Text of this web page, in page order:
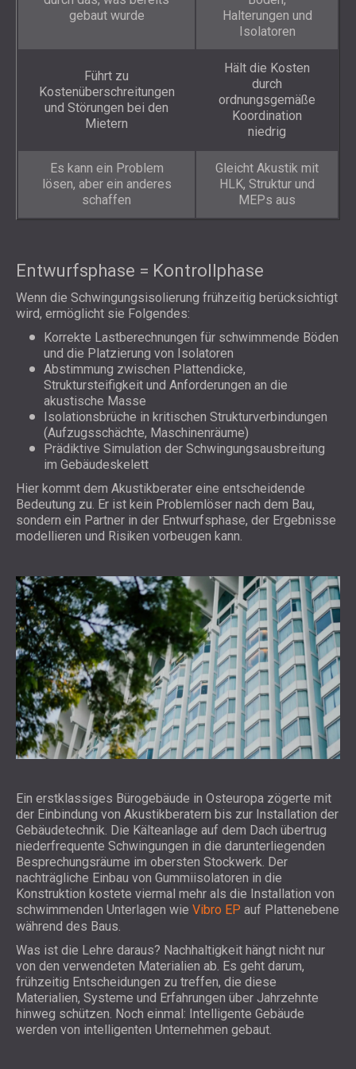
gebaut wurde
Halterungen und
Isolatoren
Führt zu
Kostenüberschreitungen
und Störungen bei den
Mietern
Hält die Kosten
durch
ordnungsgemäße
Koordination
niedrig
Es kann ein Problem
lösen, aber ein anderes
schaffen
Gleicht Akustik mit
HLK, Struktur und
MEPs aus
Entwurfsphase = Kontrollphase
Wenn die Schwingungsisolierung frühzeitig berücksichtigt
wird, ermöglicht sie Folgendes:
Korrekte Lastberechnungen für schwimmende Böden
und die Platzierung von Isolatoren
Abstimmung zwischen Plattendicke,
Struktursteifigkeit und Anforderungen an die
akustische Masse
Isolationsbrüche in kritischen Strukturverbindungen
(Aufzugsschächte, Maschinenräume)
Prädiktive Simulation der Schwingungsausbreitung
im Gebäudeskelett
Hier kommt dem Akustikberater eine entscheidende
Bedeutung zu. Er ist kein Problemlöser nach dem Bau,
sondern ein Partner in der Entwurfsphase, der Ergebnisse
modellieren und Risiken vorbeugen kann.
Ein erstklassiges Bürogebäude in Osteuropa zögerte mit
der Einbindung von Akustikberatern bis zur Installation der
Gebäudetechnik. Die Kälteanlage auf dem Dach übertrug
niederfrequente Schwingungen in die darunterliegenden
Besprechungsräume im obersten Stockwerk. Der
nachträgliche Einbau von Gummiisolatoren in die
Konstruktion kostete viermal mehr als die Installation von
schwimmenden Unterlagen wie Vibro EP auf Plattenebene
während des Baus.
Was ist die Lehre daraus? Nachhaltigkeit hängt nicht nur
von den verwendeten Materialien ab. Es geht darum,
frühzeitig Entscheidungen zu treffen, die diese
Materialien, Systeme und Erfahrungen über Jahrzehnte
hinweg schützen. Noch einmal: Intelligente Gebäude
werden von intelligenten Unternehmen gebaut.